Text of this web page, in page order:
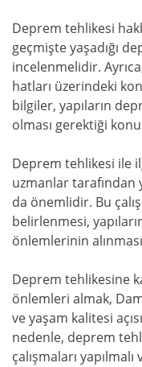
Deprem tehlikesi
geçmişte yaşadığı
incelenmelidir.
hatları üzerindeki
bilgiler, yapıların
olması gerektiği
Deprem tehlikesi ile
uzmanlar tarafından
da önemlidir. Bu
belirlenmesi,
önlemlerinin
Deprem tehlikesine
önlemleri almak,
ve yaşam kalitesi
nedenle, deprem
çalışmaları